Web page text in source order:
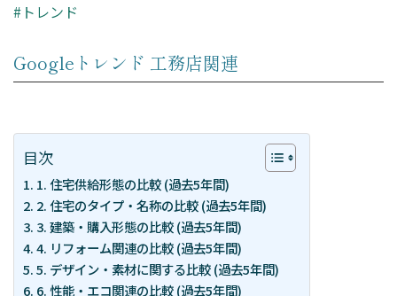
Price
Company
HOME
会社概要
コンサルタント紹介
#トレンド
Googleトレンド 工務店関連
目次
1. 住宅供給形態の比較 (過去5年間)
2. 住宅のタイプ・名称の比較 (過去5年間)
3. 建築・購入形態の比較 (過去5年間)
4. リフォーム関連の比較 (過去5年間)
5. デザイン・素材に関する比較 (過去5年間)
6. 性能・エコ関連の比較 (過去5年間)